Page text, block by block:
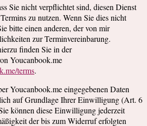
Sie nicht verpflichtet sind, diesen Dienst
zu nutzen. Wenn Sie dies nicht
bitte einen anderen, der von mir
zur Terminvereinbarung.
finden Sie in der
Youcanbook.me
terms.
Youcanbook.me eingegebenen Daten
auf Grundlage Ihrer Einwilligung (Art. 6
können diese Einwilligung jederzeit
der bis zum Widerruf erfolgten